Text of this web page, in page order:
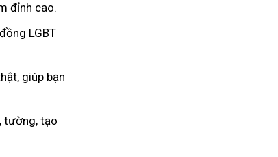
đỉnh cao.
LGBT
giúp bạn
tường, tạo